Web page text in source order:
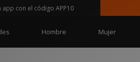
con el código APP10
Hombre Mujer